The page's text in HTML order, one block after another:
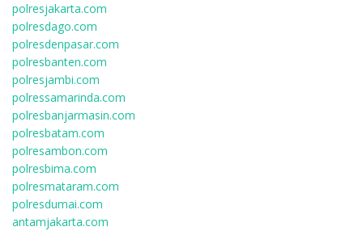
polresjakarta.com
polresdago.com
polresdenpasar.com
polresbanten.com
polresjambi.com
polressamarinda.com
polresbanjarmasin.com
polresbatam.com
polresambon.com
polresbima.com
polresmataram.com
polresdumai.com
antamjakarta.com